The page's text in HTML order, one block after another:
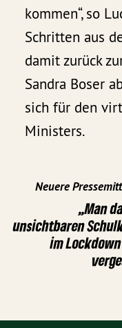
kommen“, so
Schritten aus
damit zurück
Sandra Boser
sich für den
Ministers.
Neuere
„Man
unsichtbaren
im